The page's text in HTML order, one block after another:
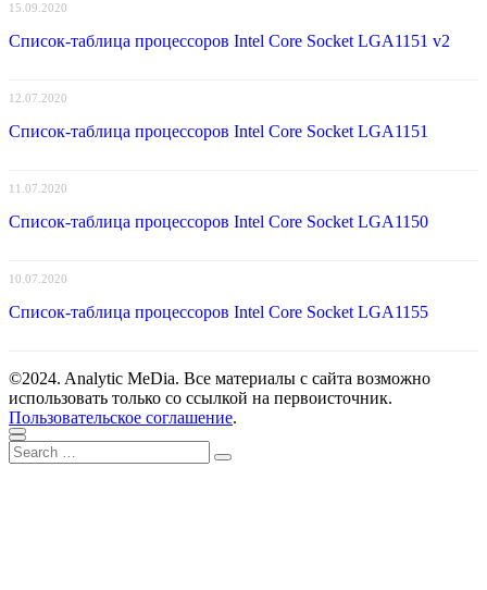
15.09.2020
Список-таблица процессоров Intel Core Socket LGA1151 v2
12.07.2020
Список-таблица процессоров Intel Core Socket LGA1151
11.07.2020
Список-таблица процессоров Intel Core Socket LGA1150
10.07.2020
Список-таблица процессоров Intel Core Socket LGA1155
©2024. Analytic MeDia. Все материалы с сайта возможно
использовать только со ссылкой на первоисточник.
Пользовательское соглашение.
Scroll
to
Close
Search
for:
Search